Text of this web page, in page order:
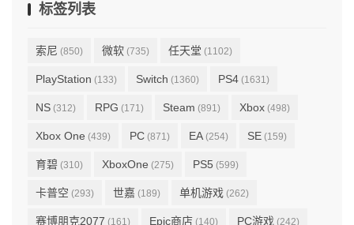
标签列表
索尼 (850) 微软 (735) 任天堂 (1102)
PlayStation (133) Switch (1360) PS4 (1631)
NS (312) RPG (171) Steam (891) Xbox (498)
Xbox One (439) PC (871) EA (254) SE (159)
育碧 (310) XboxOne (275) PS5 (599)
卡普空 (293) 世嘉 (189) 单机游戏 (262)
赛博朋克2077 (161) Epic商店 (140) PC游戏 (242)